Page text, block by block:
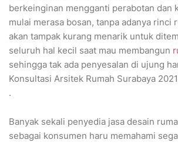
berkeinginan mengganti perabotan dan
mulai merasa bosan, tanpa adanya rinci
akan tampak kurang menarik untuk
seluruh hal kecil saat mau membangun
sehingga tak ada penyesalan di ujung
Konsultasi Arsitek Rumah Surabaya
.
Banyak sekali penyedia jasa desain
sebagai konsumen haru memahami